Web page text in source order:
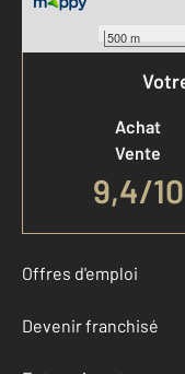
500 m
Achat
Vente
9,4/10
Offres d'emploi
Devenir franchisé